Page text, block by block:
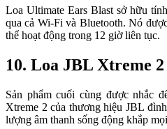
Loa Ultimate Ears Blast sở hữu
qua cả Wi-Fi và Bluetooth. Nó
thể hoạt động trong 12 giờ liên tục.
10. Loa JBL Xtreme 2
Sản phẩm cuối cùng được nhắc
Xtreme 2 của thương hiệu JBL
lượng âm thanh sống động khắp